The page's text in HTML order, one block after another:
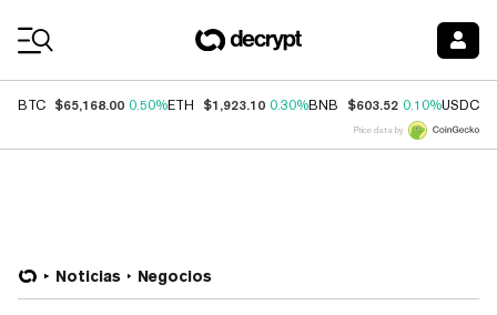
BTC $65,168.00 0.50%ETH $1,923.10 0.30%BNB $603.52 0.10%USDC
Price data by
Noticias Negocios